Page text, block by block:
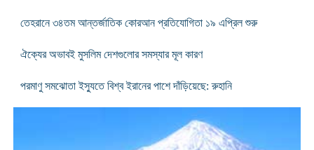
তেহরানে ৩৪তম আন্তর্জাতিক কোরআন প্রতিযোগিতা ১৯ এপ্রিল শুরু
ঐক্যের অভাবই মুসলিম দেশগুলোর সমস্যার মূল কারণ
পরমাণু সমঝোতা ইস্যুতে বিশ্ব ইরানের পাশে দাঁড়িয়েছে: রুহানি